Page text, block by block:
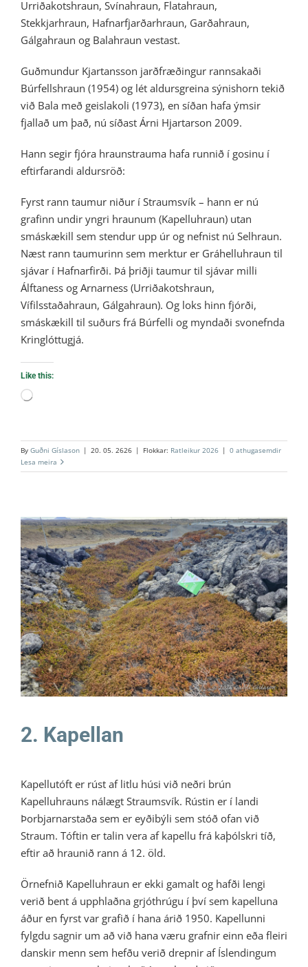
Urriðakotshraun, Svínahraun, Flatahraun,
Stekkjarhraun, Hafnarfjarðarhraun, Garðahraun,
Gálgahraun og Balahraun vestast.
Guðmundur Kjartansson jarðfræðingur rannsakaði
Búrfellshraun (1954) og lét aldursgreina sýnishorn tekið
við Bala með geislakoli (1973), en síðan hafa ýmsir
fjallað um það, nú síðast Árni Hjartarson 2009.
Hann segir fjóra hraunstrauma hafa runnið í gosinu í
eftirfarandi aldursröð:
Fyrst rann taumur niður í Straumsvík – hann er nú
grafinn undir yngri hraunum (Kapelluhraun) utan
smáskækill sem stendur upp úr og nefnist nú Selhraun.
Næst rann taumurinn sem merktur er Gráhelluhraun til
sjávar í Hafnarfirði. Þá þriðji taumur til sjávar milli
Álftaness og Arnarness (Urriðakotshraun,
Vífilsstaðahraun, Gálgahraun). Og loks hinn fjórði,
smáskækill til suðurs frá Búrfelli og myndaði svonefnda
Kringlóttugjá.
Like this:
Loading…
By Guðni Gíslason | 20. 05. 2626 | Flokkar: Ratleikur 2026 | 0 athugasemdir
Lesa meira
2. Kapellan
Ratleikur 2026
2. Kapellan
Kapellutóft er rúst af litlu húsi við neðri brún
Kapelluhrauns nálægt Straumsvík. Rústin er í landi
Þorbjarnarstaða sem er eyðibýli sem stóð ofan við
Straum. Tóftin er talin vera af kapellu frá kaþólskri tíð,
eftir að hraunið rann á 12. öld.
Örnefnið Kapelluhraun er ekki gamalt og hafði lengi
verið bent á upphlaðna grjóthrúgu í því sem kapelluna
áður en fyrst var grafið í hana árið 1950. Kapellunni
fylgdu sagnir um að við hana væru grafnir einn eða fleiri
danskir menn sem hefðu verið drepnir af Íslendingum